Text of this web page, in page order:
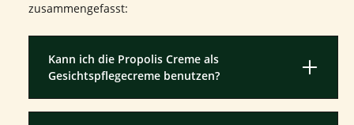
zusammengefasst:
Kann ich die Propolis Creme als
Gesichtspflegecreme benutzen?